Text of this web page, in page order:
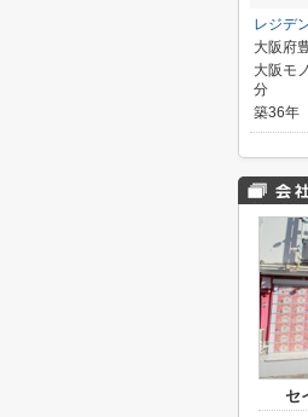
レジデ
大阪府
大阪モ
分
築36年
セ